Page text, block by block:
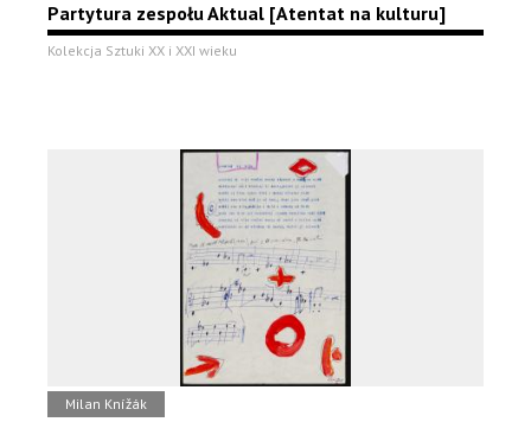
Partytura zespołu Aktual [Atentat na kulturu]
Kolekcja Sztuki XX i XXI wieku
Milan Knížák